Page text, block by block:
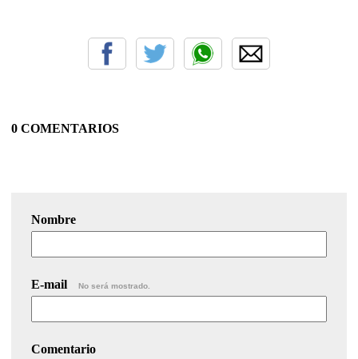
0 COMENTARIOS
Nombre
E-mail No será mostrado.
Comentario